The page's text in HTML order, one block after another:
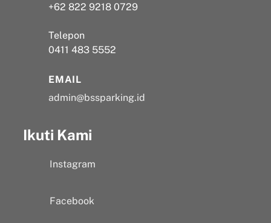
+62 822 9218 0729
Telepon
0411 483 5552
EMAIL
admin@bssparking.id
Ikuti Kami
Instagram
Facebook